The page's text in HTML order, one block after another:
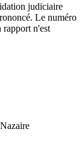
judiciaire
Le numéro
rapport n'est